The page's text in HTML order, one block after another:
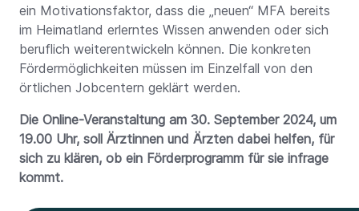
ein Motivationsfaktor, dass die „neuen“ MFA bereits
im Heimatland erlerntes Wissen anwenden oder sich
beruflich weiterentwickeln können. Die konkreten
Fördermöglichkeiten müssen im Einzelfall von den
örtlichen Jobcentern geklärt werden.
Die Online-Veranstaltung am 30. September 2024, um
19.00 Uhr, soll Ärztinnen und Ärzten dabei helfen, für
sich zu klären, ob ein Förderprogramm für sie infrage
kommt.